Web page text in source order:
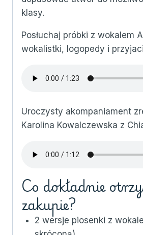
klasy.
Posłuchaj próbki z wokalem
wokalistki, logopedy i
Uroczysty akompaniament
Karolina Kowalczewska z
Co dokładnie
zakupie?
2 wersje piosenki z